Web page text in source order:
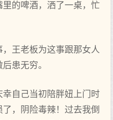
的啤酒，洒了一桌，忙
王老板为这事跟那女人
患无穷。
自己当初陪胖妞上门时
，阴险毒辣！过去我倒